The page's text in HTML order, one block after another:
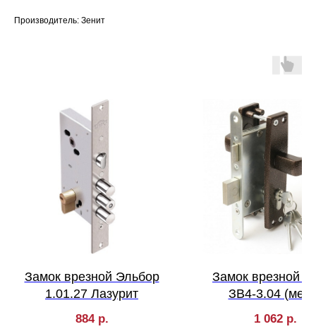
Производитель: Зенит
Замок врезной Эльбор
1.01.27 Лазурит
884 р.
Замок врезной
ЗВ4-3.04
1 062 р.